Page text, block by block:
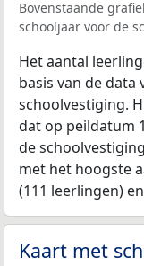
Bovenstaande
schooljaar voor de
Het aantal
basis van de data
schoolvestiging.
dat op peildatum
de
met het hoogste
(111 leerlingen)
Kaart met